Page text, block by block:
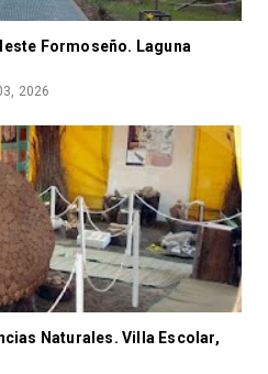
Formoseño. Laguna
2026
Naturales. Villa Escolar,